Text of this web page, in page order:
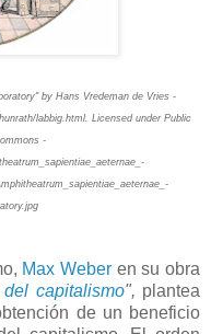
by Hans Vredeman de Vries -
labbig.html. Licensed under Public
-
Max Weber en su obra
capitalismo", plantea
de un beneficio